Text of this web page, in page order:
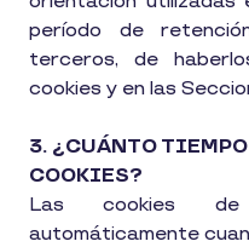
período de
terceros, de
cookies y en las
3. ¿CUÁNTO
COOKIES?
Las cookies
automáticamente